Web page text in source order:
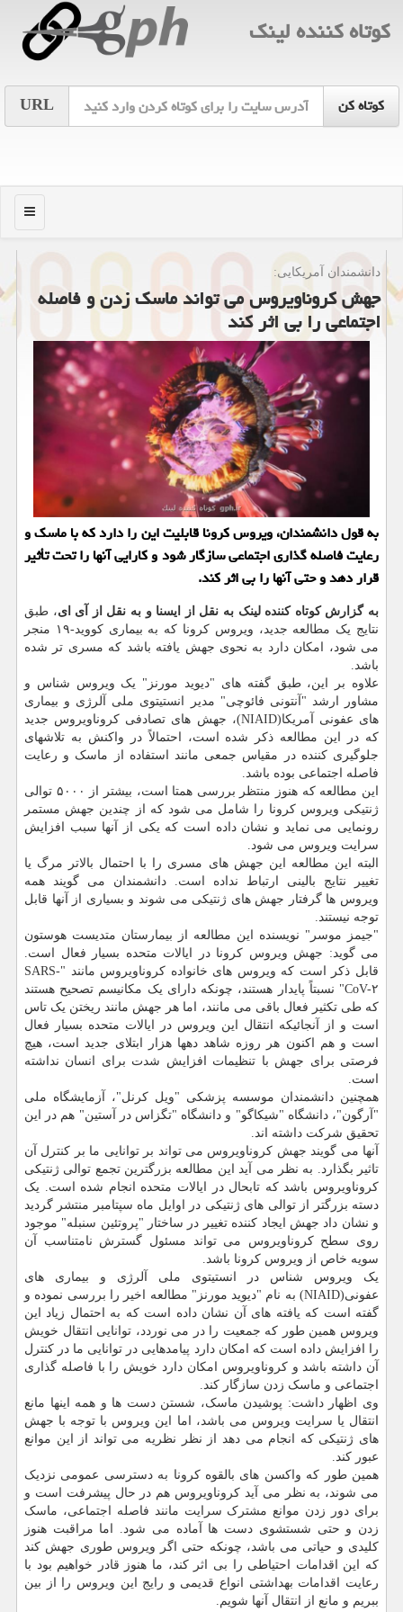
كوتاه كننده لینك
URL
منو
دانشمندان آمریكایی:
جهش كروناویروس می تواند ماسك زدن و فاصله
اجتماعی را بی اثر كند
به قول دانشمندان، ویروس كرونا قابلیت این را دارد كه با ماسك و
رعایت فاصله گذاری اجتماعی سازگار شود و كارایی آنها را تحت تأثیر
قرار دهد و حتی آنها را بی اثر كند.
به گزارش کوتاه کننده لینک به نقل از ایسنا و به نقل از آی ای، طبق
نتایج یک مطالعه جدید، ویروس کرونا که به بیماری کووید-۱۹ منجر
می شود، امکان دارد به نحوی جهش یافته باشد که مسری تر شده
باشد.
علاوه بر این، طبق گفته های "دیوید مورنز" یک ویروس شناس و
مشاور ارشد "آنتونی فائوچی" مدیر انستیتوی ملی آلرژی و بیماری
های عفونی آمریکا(NIAID)، جهش های تصادفی کروناویروس جدید
که در این مطالعه ذکر شده است، احتمالاً در واکنش به تلاشهای
جلوگیری کننده در مقیاس جمعی مانند استفاده از ماسک و رعایت
فاصله اجتماعی بوده باشد.
این مطالعه که هنوز منتظر بررسی همتا است، بیشتر از ۵۰۰۰ توالی
ژنتیکی ویروس کرونا را شامل می شود که از چندین جهش مستمر
رونمایی می نماید و نشان داده است که یکی از آنها سبب افزایش
سرایت ویروس می شود.
البته این مطالعه این جهش های مسری را با احتمال بالاتر مرگ یا
تغییر نتایج بالینی ارتباط نداده است. دانشمندان می گویند همه
ویروس ها گرفتار جهش های ژنتیکی می شوند و بسیاری از آنها قابل
توجه نیستند.
"جیمز موسر" نویسنده این مطالعه از بیمارستان متدیست هوستون
می گوید: جهش ویروس کرونا در ایالات متحده بسیار فعال است.
قابل ذکر است که ویروس های خانواده کروناویروس مانند "SARS-
CoV-۲" نسبتاً پایدار هستند، چونکه دارای یک مکانیسم تصحیح هستند
که طی تکثیر فعال باقی می مانند، اما هر جهش مانند ریختن یک تاس
است و از آنجائیکه انتقال این ویروس در ایالات متحده بسیار فعال
است و هم اکنون هر روزه شاهد دهها هزار ابتلای جدید است، هیچ
فرصتی برای جهش با تنظیمات افزایش شدت برای انسان نداشته
است.
همچنین دانشمندان موسسه پزشکی "ویل کرنل"، آزمایشگاه ملی
"آرگون"، دانشگاه "شیکاگو" و دانشگاه "تگزاس در آستین" هم در این
تحقیق شرکت داشته اند.
آنها می گویند جهش کروناویروس می تواند بر توانایی ما بر کنترل آن
تاثیر بگذارد. به نظر می آید این مطالعه بزرگترین تجمع توالی ژنتیکی
کروناویروس باشد که تابحال در ایالات متحده انجام شده است. یک
دسته بزرگتر از توالی های ژنتیکی در اوایل ماه سپتامبر منتشر گردید
و نشان داد جهش ایجاد کننده تغییر در ساختار "پروتئین سنبله" موجود
روی سطح کروناویروس می تواند مسئول گسترش نامتناسب آن
سویه خاص از ویروس کرونا باشد.
یک ویروس شناس در انستیتوی ملی آلرژی و بیماری های
عفونی(NIAID) به نام "دیوید مورنز" مطالعه اخیر را بررسی نموده و
گفته است که یافته های آن نشان داده است که به احتمال زیاد این
ویروس همین طور که جمعیت را در می نوردد، توانایی انتقال خویش
را افزایش داده است که امکان دارد پیامدهایی در توانایی ما در کنترل
آن داشته باشد و کروناویروس امکان دارد خویش را با فاصله گذاری
اجتماعی و ماسک زدن سازگار کند.
وی اظهار داشت: پوشیدن ماسک، شستن دست ها و همه اینها مانع
انتقال یا سرایت ویروس می باشد، اما این ویروس با توجه با جهش
های ژنتیکی که انجام می دهد از نظر نظریه می تواند از این موانع
عبور کند.
همین طور که واکسن های بالقوه کرونا به دسترسی عمومی نزدیک
می شوند، به نظر می آید کروناویروس هم در حال پیشرفت است و
برای دور زدن موانع مشترک سرایت مانند فاصله اجتماعی، ماسک
زدن و حتی شستشوی دست ها آماده می شود. اما مراقبت هنوز
کلیدی و حیاتی می باشد، چونکه حتی اگر ویروس طوری جهش کند
که این اقدامات احتیاطی را بی اثر کند، ما هنوز قادر خواهیم بود با
رعایت اقدامات بهداشتی انواع قدیمی و رایج این ویروس را از بین
ببریم و مانع از انتقال آنها شویم.